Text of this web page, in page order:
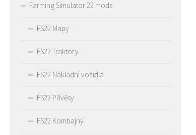
Farming Simulator 22 mods
FS22 Mapy
FS22 Traktory
FS22 Nákladní vozidla
FS22 Přívěsy
FS22 Kombajny